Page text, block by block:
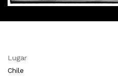
Lugar
Chile